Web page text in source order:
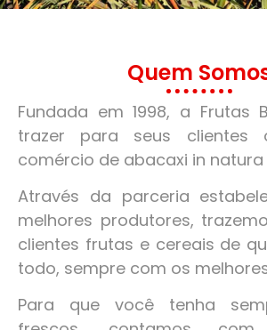
Quem
Fundada em 1998, a Frutas
trazer para seus clientes
comércio de abacaxi in natura
Através da parceria
melhores produtores,
clientes frutas e cereais de
todo, sempre com os
Para que você tenha